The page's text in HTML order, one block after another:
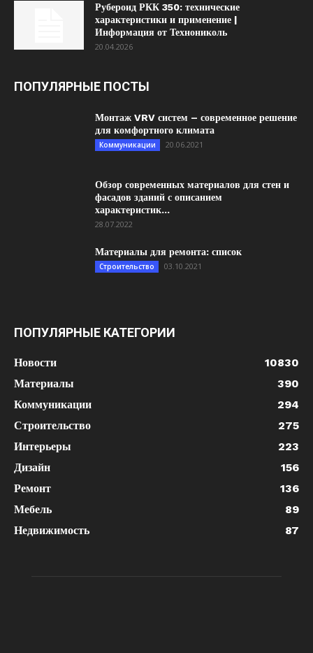
Рубероид РКК 350: технические
характеристики и применение |
Информация от Технониколь
20.04.2026
ПОПУЛЯРНЫЕ ПОСТЫ
Монтаж VRV систем – современное решение
для комфортного климата
Коммуникации 20.06.2021
Обзор современных материалов для стен и
фасадов зданий с описанием
характеристик...
28.07.2022
Материалы для ремонта: список
Строительство 03.10.2021
ПОПУЛЯРНЫЕ КАТЕГОРИИ
Новости
10830
Материалы
390
Коммуникации
294
Строительство
275
Интерьеры
223
Дизайн
156
Ремонт
136
Мебель
89
Недвижимость
87